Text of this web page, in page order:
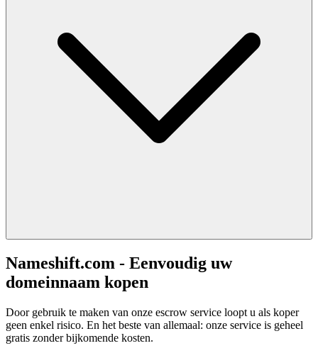
Nameshift.com - Eenvoudig uw
domeinnaam kopen
Door gebruik te maken van onze escrow service loopt u als koper
geen enkel risico. En het beste van allemaal: onze service is geheel
gratis zonder bijkomende kosten.